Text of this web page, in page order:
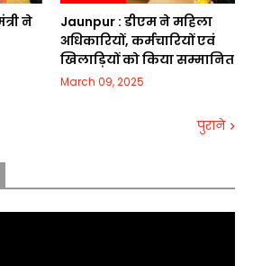
ने
Jaunpur :​ डीएम ने महिला
अधिकारियों, कर्मचारियों एवं
खिलाड़ियों को किया सम्मानित
March 09, 2025
पुराने